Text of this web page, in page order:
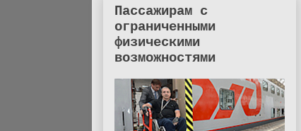
Пассажирам с
ограниченными
физическими
возможностями